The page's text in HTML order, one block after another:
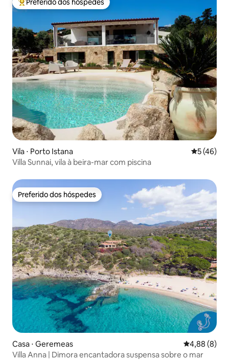
Entre os melhores preferidos dos hóspedes
Preferido dos hóspedes
Vila ⋅ Porto Istana 5 de uma
5 (46)
Villa Sunnai, vila à beira-mar com piscina
Preferido dos hóspedes
Preferido dos hóspedes
Casa ⋅ Geremeas 4,88 de uma
4,88 (8)
Villa Anna | Dimora encantadora suspensa sobre o mar